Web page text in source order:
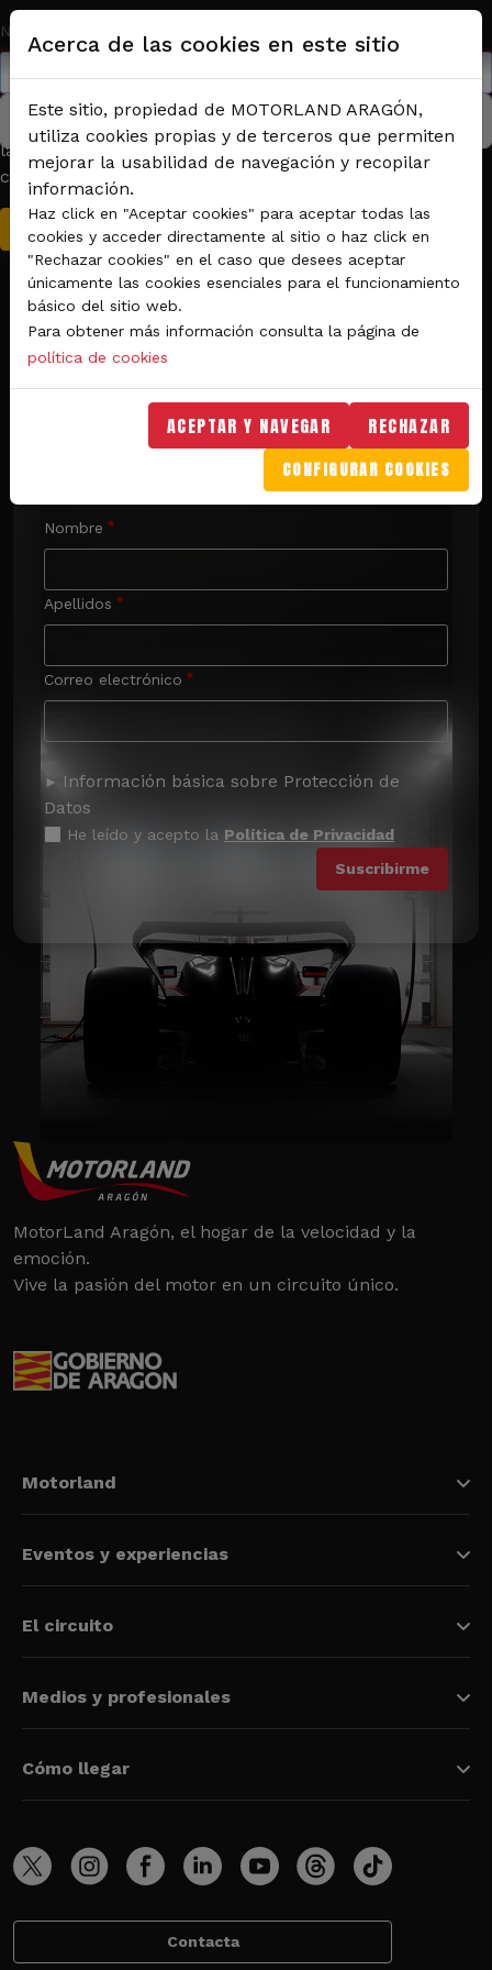
Pasar al contenido principal
SOLAPAS PRINCIPALES
Reinicializar su contraseña
Nombre de usuario o correo electrónico
Las instrucciones para restablecer la clave se enviarán a
la dirección de correo electrónico con la que se registró
como usuario.
NO TE PIERDAS NADA DE
MOTORLAND
¡Sé el primero en enterarte de todo! Accede a
contenido exclusivo y promociones antes que
Nombre
Apellidos
Correo electrónico
Información básica sobre Protección de
Datos
He leído y acepto la Política de Privacidad
MotorLand Aragón, el hogar de la velocidad y la
emoción.
Vive la pasión del motor en un circuito único.
Motorland
Eventos y experiencias
El circuito
Medios y profesionales
Cómo llegar
Contacta
Acerca de las cookies en este sitio
Este sitio, propiedad de MOTORLAND ARAGÓN,
utiliza cookies propias y de terceros que permiten
mejorar la usabilidad de navegación y recopilar
información.
Haz click en "Aceptar cookies" para aceptar todas las
cookies y acceder directamente al sitio o haz click en
"Rechazar cookies" en el caso que desees aceptar
únicamente las cookies esenciales para el funcionamiento
básico del sitio web.
Para obtener más información consulta la página de
política de cookies
ACEPTAR Y NAVEGAR RECHAZAR
CONFIGURAR COOKIES